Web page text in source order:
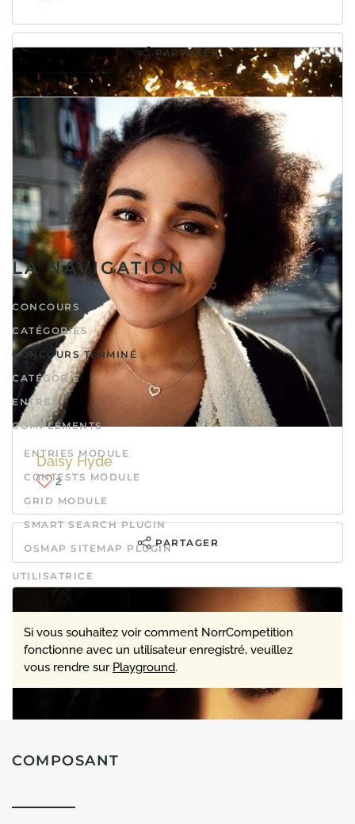
Elizabeth Gepp
4
PARTAGER
Daisy Hyde
2
PARTAGER
RETOUR À LA LISTE
Propulsé par NorrCompetition
LA NAVIGATION
CONCOURS
CATÉGORIES
CONCOURS TERMINÉ
CATÉGORIE
ENTRÉE
COMPLÉMENTS
ENTRIES MODULE
CONTESTS MODULE
GRID MODULE
SMART SEARCH PLUGIN
OSMAP SITEMAP PLUGIN
UTILISATRICE
Si vous souhaitez voir comment NorrCompetition
fonctionne avec un utilisateur enregistré, veuillez
vous rendre sur Playground.
COMPOSANT